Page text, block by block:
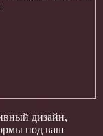
дизайн,
под ваш